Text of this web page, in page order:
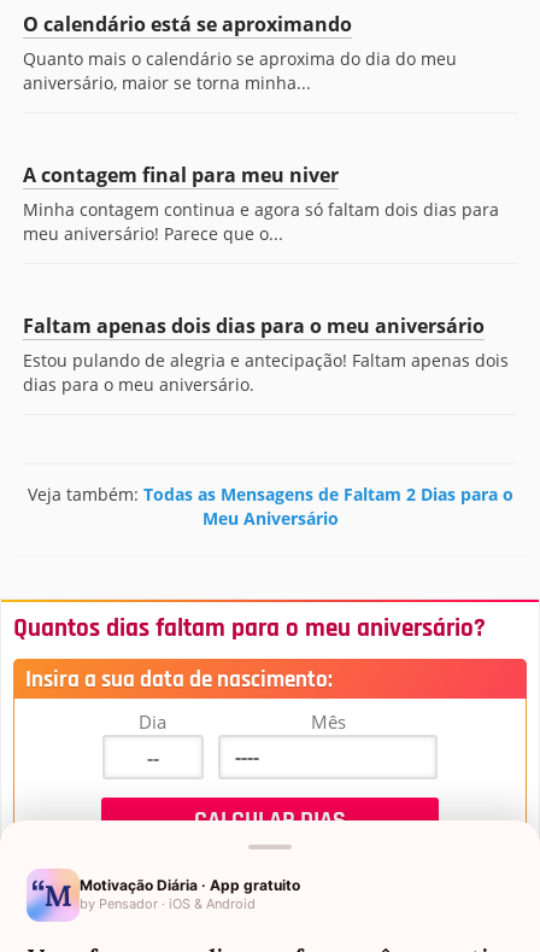
O calendário está se aproximando
Quanto mais o calendário se aproxima do dia do meu
aniversário, maior se torna minha...
A contagem final para meu niver
Minha contagem continua e agora só faltam dois dias para
meu aniversário! Parece que o...
Faltam apenas dois dias para o meu aniversário
Estou pulando de alegria e antecipação! Faltam apenas dois
dias para o meu aniversário.
Veja também: Todas as Mensagens de Faltam 2 Dias para o
Meu Aniversário
Quantos dias faltam para o meu aniversário?
Insira a sua data de nascimento:
Dia Mês
Motivação Diária · App gratuito
by Pensador · iOS & Android